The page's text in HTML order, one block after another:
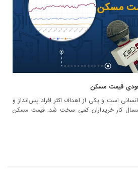
قیمت مسکن
است و یکی از اهداف اکثر افراد پس‌انداز و
کار خریداران کمی سخت شد. قیمت مسکن